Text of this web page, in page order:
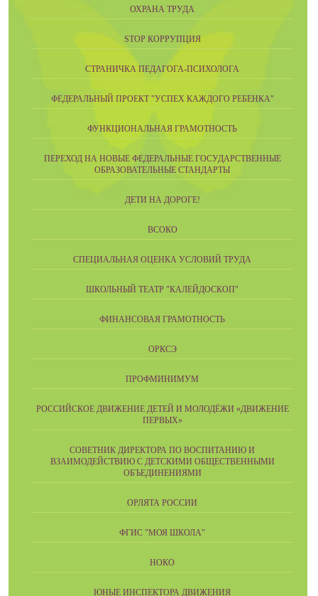
ОХРАНА ТРУДА
STOP КОРРУПЦИЯ
СТРАНИЧКА ПЕДАГОГА-ПСИХОЛОГА
ФЕДЕРАЛЬНЫЙ ПРОЕКТ "УСПЕХ КАЖДОГО РЕБЕНКА"
ФУНКЦИОНАЛЬНАЯ ГРАМОТНОСТЬ
ПЕРЕХОД НА НОВЫЕ ФЕДЕРАЛЬНЫЕ ГОСУДАРСТВЕННЫЕ
ОБРАЗОВАТЕЛЬНЫЕ СТАНДАРТЫ
ДЕТИ НА ДОРОГЕ!
ВСОКО
СПЕЦИАЛЬНАЯ ОЦЕНКА УСЛОВИЙ ТРУДА
ШКОЛЬНЫЙ ТЕАТР "КАЛЕЙДОСКОП"
ФИНАНСОВАЯ ГРАМОТНОСТЬ
ОРКСЭ
ПРОФМИНИМУМ
РОССИЙСКОЕ ДВИЖЕНИЕ ДЕТЕЙ И МОЛОДЁЖИ «ДВИЖЕНИЕ
ПЕРВЫХ»
СОВЕТНИК ДИРЕКТОРА ПО ВОСПИТАНИЮ И
ВЗАИМОДЕЙСТВИЮ С ДЕТСКИМИ ОБЩЕСТВЕННЫМИ
ОБЪЕДИНЕНИЯМИ
ОРЛЯТА РОССИИ
ФГИС "МОЯ ШКОЛА"
НОКО
ЮНЫЕ ИНСПЕКТОРА ДВИЖЕНИЯ